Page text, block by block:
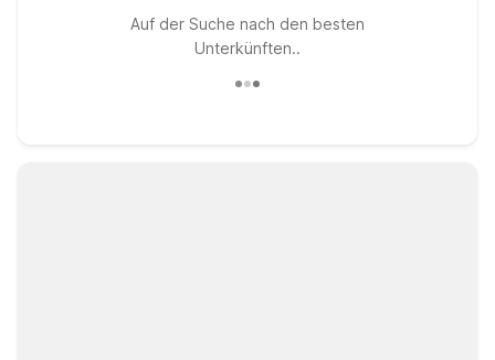
Auf der Suche nach den besten
Unterkünften..